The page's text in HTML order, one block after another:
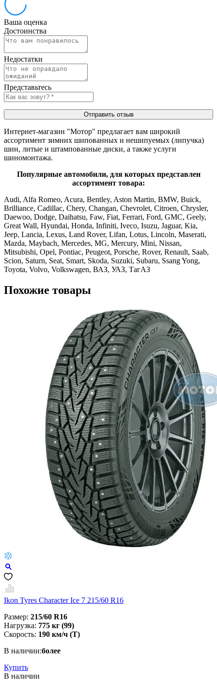
Ваша оценка
Достоинства
Недостатки
Представьтесь
Отправить отзыв
Интернет-магазин "Мотор" предлагает вам широкий
ассортимент зимних шипованных и нешипуемых (липучка)
шин, литые и штампованные диски, а также услуги
шиномонтажа.
Популярные автомобили, для которых представлен
ассортимент товара:
Audi, Alfa Romeo, Acura, Bentley, Aston Martin, BMW, Buick,
Brilliance, Cadillac, Chery, Changan, Chevrolet, Citroen, Chrysler,
Daewoo, Dodge, Daihatsu, Faw, Fiat, Ferrari, Ford, GMC, Geely,
Great Wall, Hyundai, Honda, Infiniti, Iveco, Isuzu, Jaguar, Kia,
Jeep, Lancia, Lexus, Land Rover, Lifan, Lotus, Lincoln, Maserati,
Mazda, Maybach, Mercedes, MG, Mercury, Mini, Nissan,
Mitsubishi, Opel, Pontiac, Peugeot, Porsche, Rover, Renault, Saab,
Scion, Saturn, Seat, Smart, Skoda, Suzuki, Subaru, Ssang Yong,
Toyota, Volvo, Volkswagen, ВАЗ, УАЗ, ТагАЗ
Похожие товары
Ikon Tyres Character Ice 7 215/60 R16
Размер: 215/60 R16
Нагрузка: 775 кг (99)
Скорость: 190 км/ч (T)
В наличии:более
Купить
В наличии